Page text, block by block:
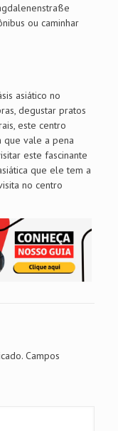
ou caminhar
asiático no
degustar pratos
este centro
que vale a pena
este fascinante
que ele tem a
no centro
Campos